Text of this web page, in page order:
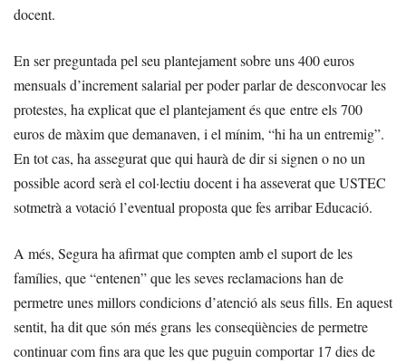
docent.
En ser preguntada pel seu plantejament sobre uns 400 euros
mensuals d’increment salarial per poder parlar de desconvocar les
protestes, ha explicat que el plantejament és que entre els 700
euros de màxim que demanaven, i el mínim, “hi ha un entremig”.
En tot cas, ha assegurat que qui haurà de dir si signen o no un
possible acord serà el col·lectiu docent i ha asseverat que USTEC
sotmetrà a votació l’eventual proposta que fes arribar Educació.
A més, Segura ha afirmat que compten amb el suport de les
famílies, que “entenen” que les seves reclamacions han de
permetre unes millors condicions d’atenció als seus fills. En aquest
sentit, ha dit que són més grans les conseqüències de permetre
continuar com fins ara que les que puguin comportar 17 dies de